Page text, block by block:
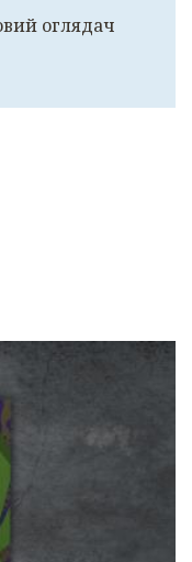
оглядач